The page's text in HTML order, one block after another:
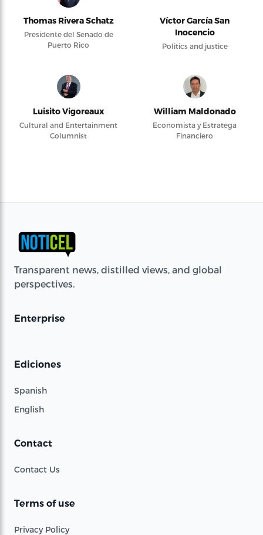
Thomas Rivera Schatz
Presidente del Senado de
Puerto Rico
Víctor García San
Inocencio
Politics and justice
Luisito Vigoreaux
Cultural and Entertainment
Columnist
William Maldonado
Economista y Estratega
Financiero
Transparent news, distilled views, and global
perspectives.
Enterprise
Ediciones
Spanish
English
Contact
Contact Us
Terms of use
Privacy Policy